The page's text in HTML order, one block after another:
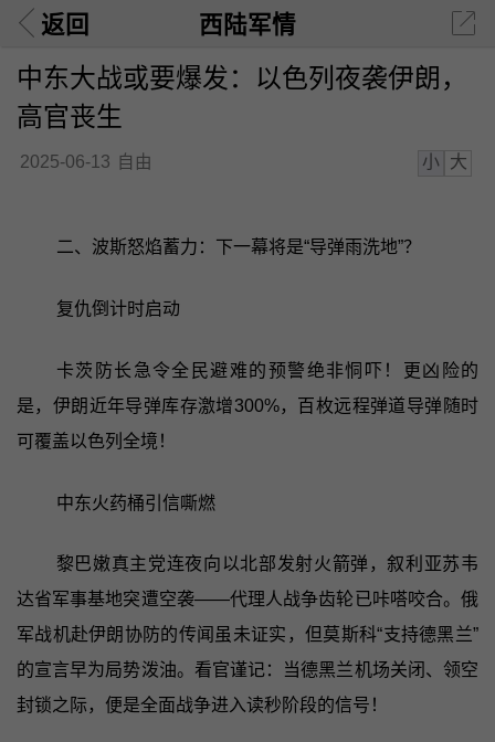
返回 西陆军情
中东大战或要爆发：以色列夜袭伊朗，
高官丧生
2025-06-13 自由 小 大
二、波斯怒焰蓄力：下一幕将是“导弹雨洗地”？
复仇倒计时启动
卡茨防长急令全民避难的预警绝非恫吓！更凶险的
是，伊朗近年导弹库存激增300%，百枚远程弹道导弹随时
可覆盖以色列全境！
中东火药桶引信嘶燃
黎巴嫩真主党连夜向以北部发射火箭弹，叙利亚苏韦
达省军事基地突遭空袭——代理人战争齿轮已咔嗒咬合。俄
军战机赴伊朗协防的传闻虽未证实，但莫斯科“支持德黑兰”
的宣言早为局势泼油。看官谨记：当德黑兰机场关闭、领空
封锁之际，便是全面战争进入读秒阶段的信号！